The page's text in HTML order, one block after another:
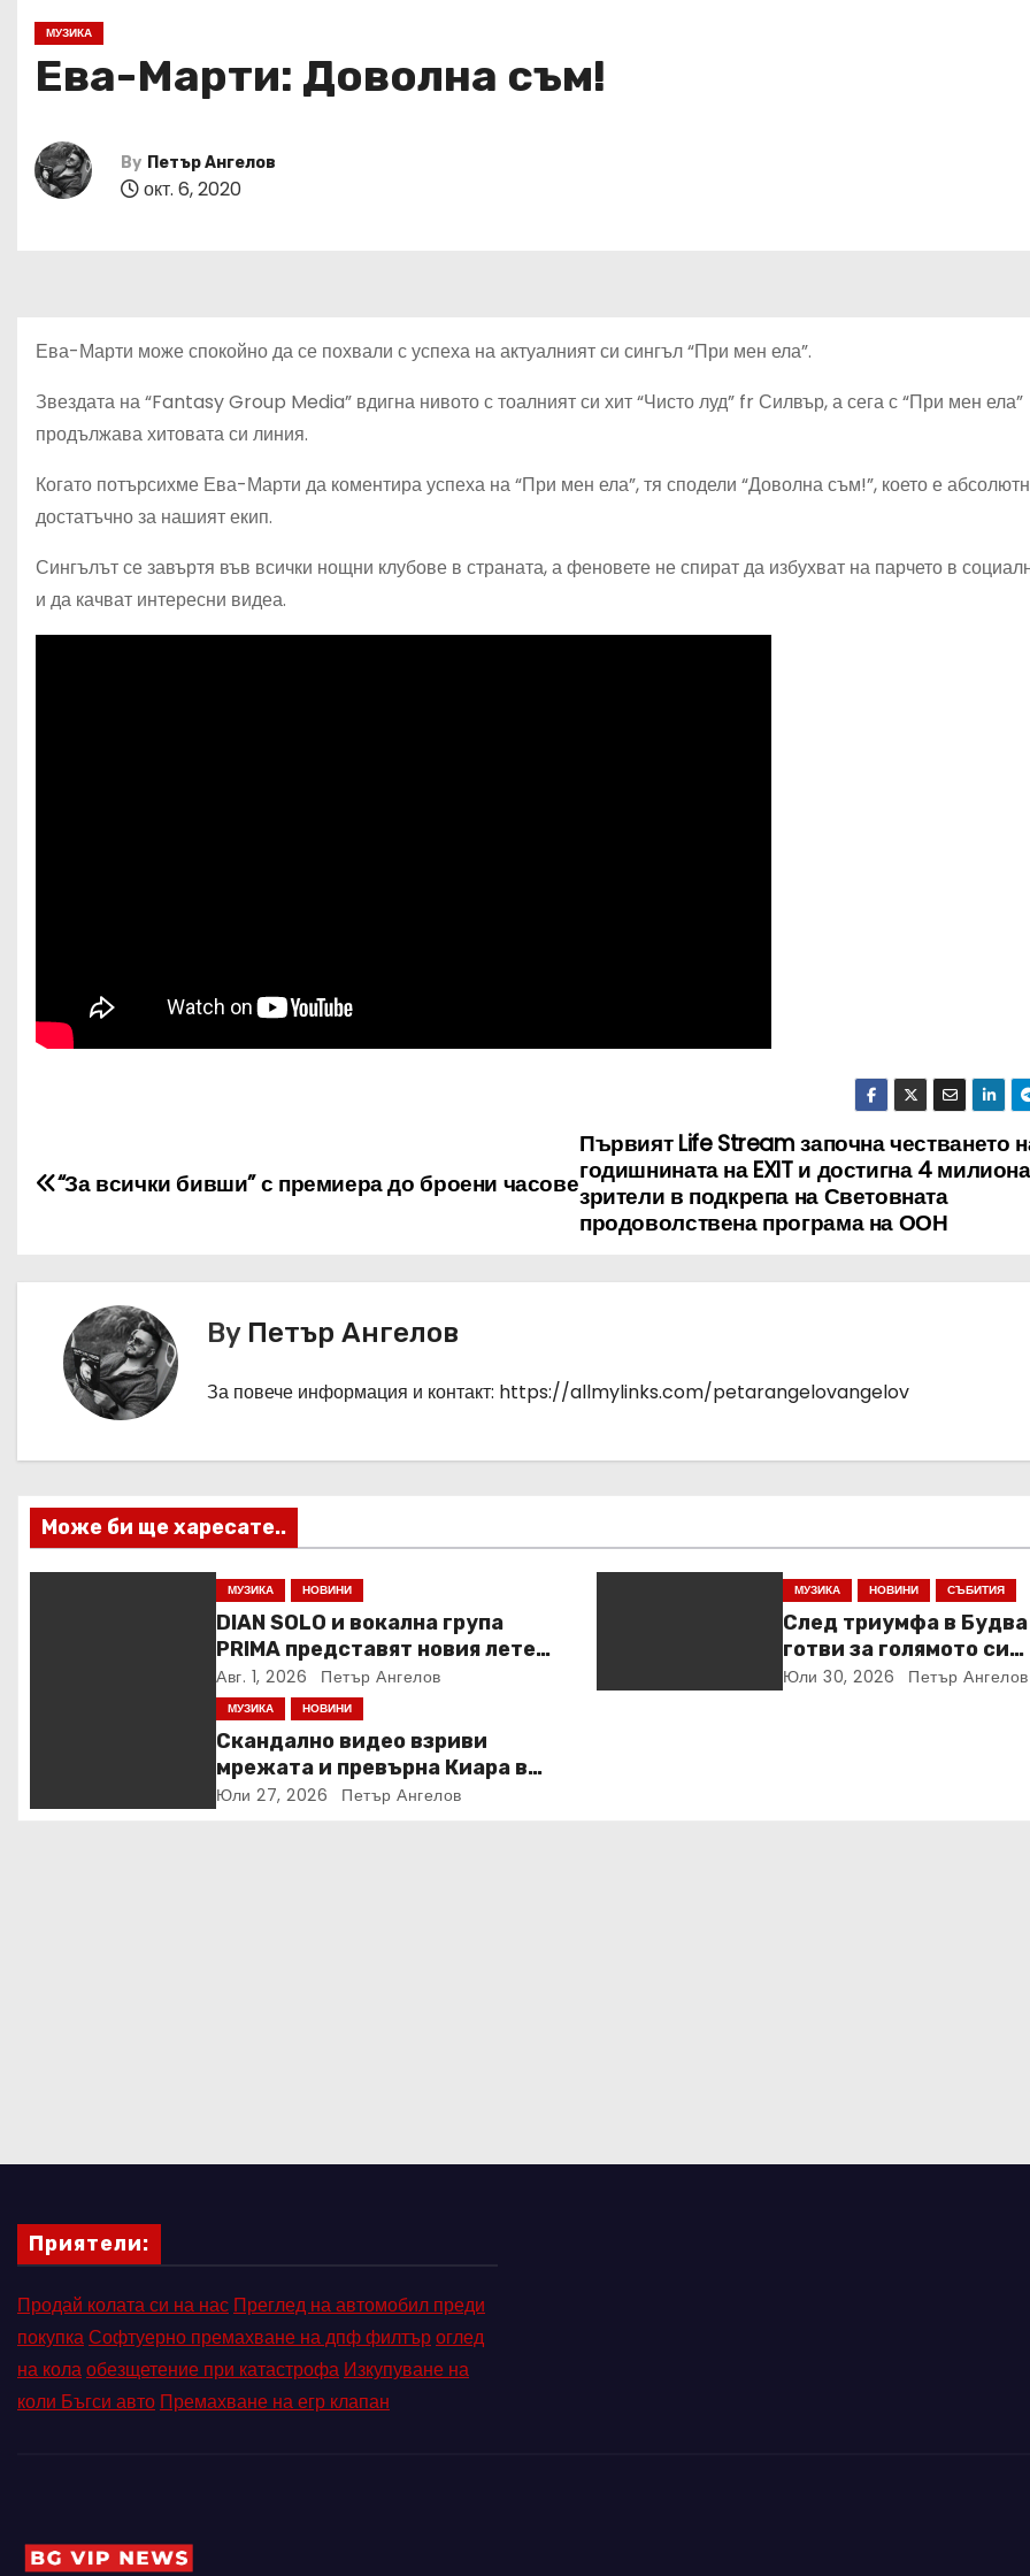
МУЗИКА
Ева-Марти: Доволна съм!
By Петър Ангелов
окт. 6, 2020
Ева-Марти може спокойно да се похвали с успеха на актуалният си сингъл “При мен ела”.
Звездата на “Fantasy Group Media” вдигна нивото с тоалният си хит “Чисто луд” fr Силвър, а сега с “При мен ела”
продължава хитовата си линия.
Когато потърсихме Ева-Марти да коментира успеха на “При мен ела”, тя сподели “Доволна съм!”, което е
достатъчно за нашият екип.
Сингълът се завъртя във всички нощни клубове в страната, а феновете не спират да избухват на парчето в
и да качват интересни видеа.
а
я
Първият Life Stream започна честването
годишнината на EXIT и достигна 4 милиона
зрители в подкрепа на Световната
продоволствена програма на ООН
“За всички бивши” с премиера до броени часове
By Петър Ангелов
За повече информация и контакт: https://allmylinks.com/petarangelovangelov
Може би ще харесате..
МУЗИКА НОВИНИ
DIAN SOLO и вокална група
PRIMA представят новия летен
хит „Loca Loca“
Авг. 1, 2026 Петър Ангелов
МУЗИКА НОВИНИ СЪБИТИЯ
След триумфа в
готви за голямото си
завръщане в София на 7
Юли 30, 2026 Петър Ангелов
МУЗИКА НОВИНИ
Скандално видео взриви
мрежата и превърна Киара в
една от най-обсъжданите
Юли 27, 2026 Петър Ангелов
Приятели:
Продай колата си на нас Преглед на автомобил преди
покупкаСофтуерно премахване на дпф филтъроглед
на колаобезщетение при катастрофа Изкупуване на
коли Бъгси авто Премахване на егр клапан